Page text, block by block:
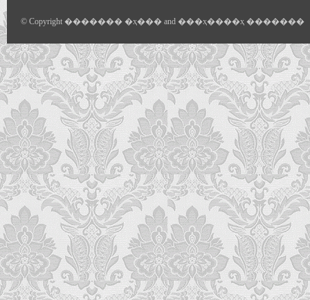
© Copyright ������� �ҳ��� and ���ҳ����ҳ �������